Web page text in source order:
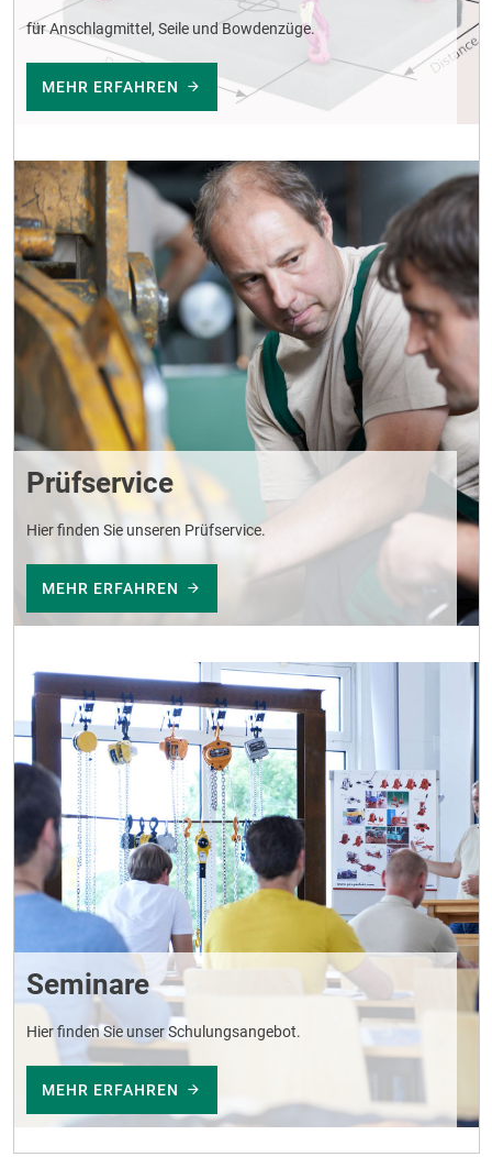
für Anschlagmittel, Seile und Bowdenzüge.
MEHR ERFAHREN
Prüfservice
Hier finden Sie unseren Prüfservice.
MEHR ERFAHREN
Seminare
Hier finden Sie unser Schulungsangebot.
MEHR ERFAHREN